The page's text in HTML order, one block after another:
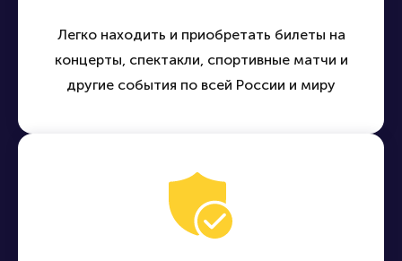
Легко находить и приобретать билеты на
концерты, спектакли, спортивные матчи и
другие события по всей России и миру